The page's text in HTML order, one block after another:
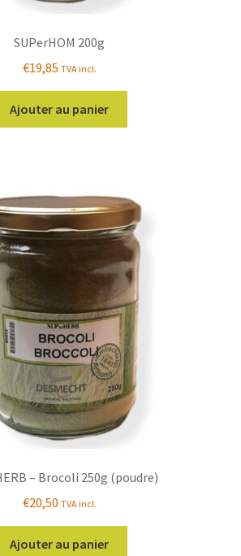
SUPerHOM 200g
€19,85 TVA incl.
Ajouter au panier
– Brocoli 250g (poudre)
€20,50 TVA incl.
Ajouter au panier